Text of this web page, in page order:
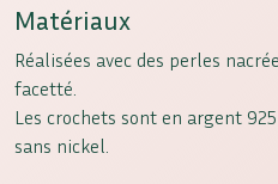
Matériaux
Réalisées avec des perles
facetté.
Les crochets sont en argent
sans nickel.